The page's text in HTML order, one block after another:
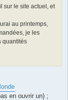
sur le site actuel, et
au printemps,
je les
quantités
en ouvrir un) ;